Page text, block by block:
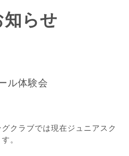
知らせ
ル体験会
クラブでは現在ジュニアスク
。